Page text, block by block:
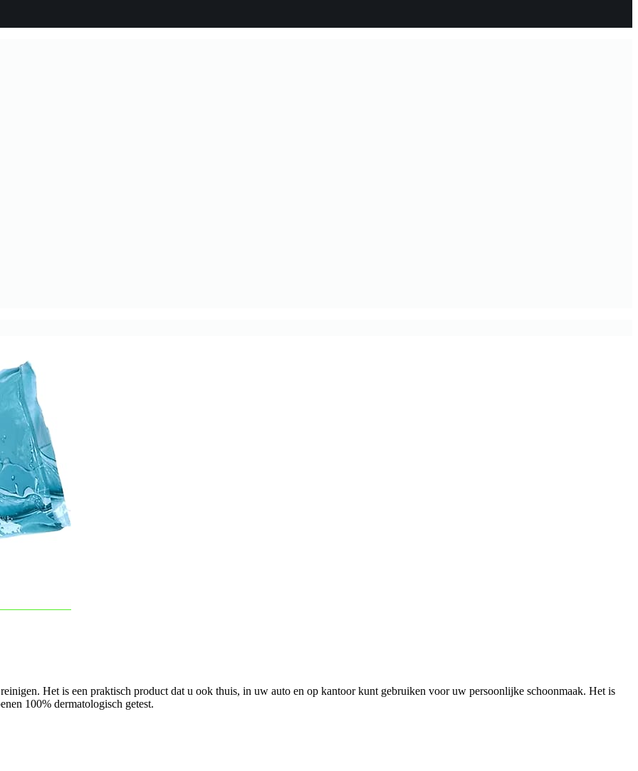
Het is een praktisch product dat u ook thuis, in uw auto en op kantoor kunt gebruiken voor uw persoonlijke schoonmaak. Het is
100% dermatologisch getest.